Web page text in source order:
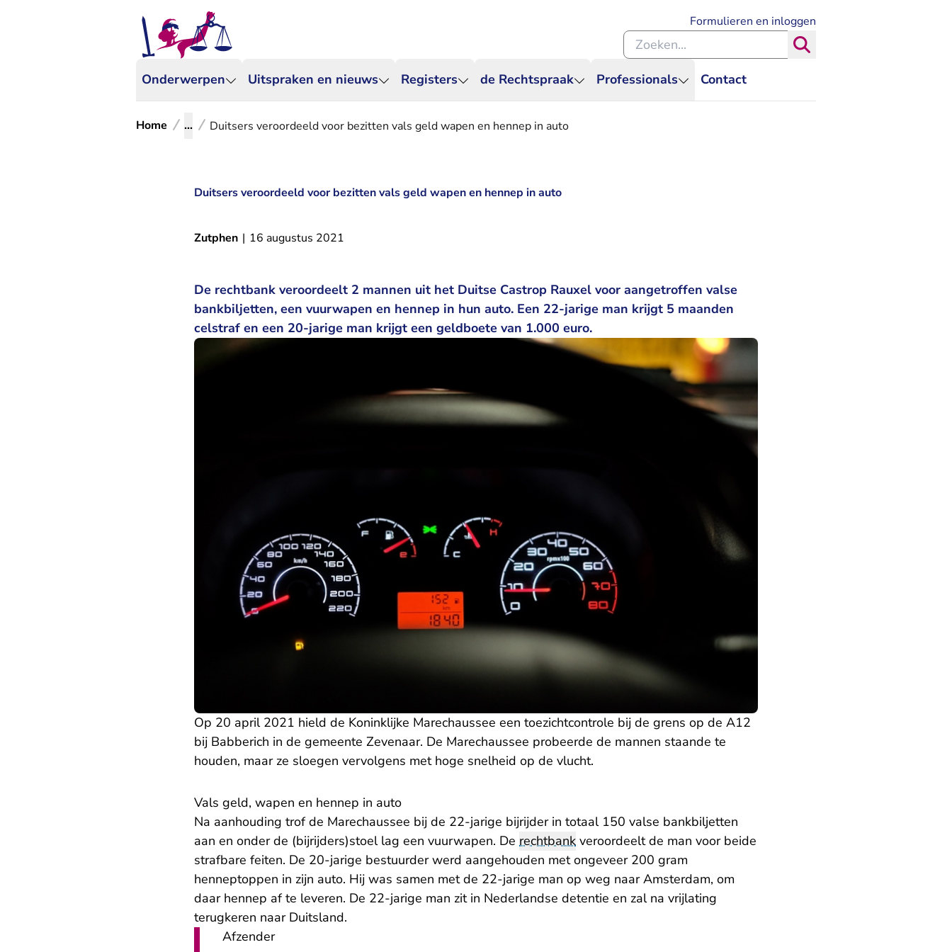
Onderwerpen Uitspraken en nieuws Registers de Rechtspraak Professionals Contact
Formulieren en inloggen
Zoeken binnen de Rechtspraak
Home ... Duitsers veroordeeld voor bezitten vals geld wapen en hennep in auto
Duitsers veroordeeld voor bezitten vals geld wapen en hennep in auto
Zutphen | 16 augustus 2021
De rechtbank veroordeelt 2 mannen uit het Duitse Castrop Rauxel voor aangetroffen valse
bankbiljetten, een vuurwapen en hennep in hun auto. Een 22-jarige man krijgt 5 maanden
celstraf en een 20-jarige man krijgt een geldboete van 1.000 euro.
Op 20 april 2021 hield de Koninklijke Marechaussee een toezichtcontrole bij de grens op de A12
bij Babberich in de gemeente Zevenaar. De Marechaussee probeerde de mannen staande te
houden, maar ze sloegen vervolgens met hoge snelheid op de vlucht.
Vals geld, wapen en hennep in auto
Na aanhouding trof de Marechaussee bij de 22-jarige bijrijder in totaal 150 valse bankbiljetten
aan en onder de (bijrijders)stoel lag een vuurwapen. De rechtbank veroordeelt de man voor beide
strafbare feiten. De 20-jarige bestuurder werd aangehouden met ongeveer 200 gram
henneptoppen in zijn auto. Hij was samen met de 22-jarige man op weg naar Amsterdam, om
daar hennep af te leveren. De 22-jarige man zit in Nederlandse detentie en zal na vrijlating
terugkeren naar Duitsland.
Afzender